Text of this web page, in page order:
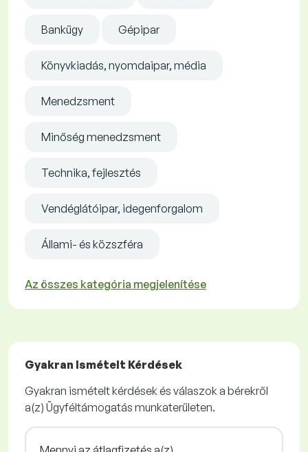
Bankügy Gépipar
Könyvkiadás, nyomdaipar, média
Menedzsment
Minőség menedzsment
Technika, fejlesztés
Vendéglátóipar, idegenforgalom
Állami- és közszféra
Az összes kategória megjelenítése
Gyakran Ismételt Kérdések
Gyakran ismételt kérdések és válaszok a bérekről
a(z) Ügyféltámogatás munkaterületen.